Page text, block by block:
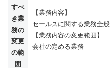
すべ
き業
務の
変更
の範
囲
【業務内容】
セールスに関する業務全般
【業務内容の変更範囲】
会社の定める業務